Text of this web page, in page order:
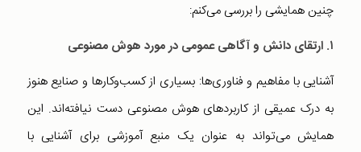
چنین همایشی را بررسی می‌کنم:
۱. ارتقای دانش و آگاهی عمومی در مورد هوش مصنوعی
آشنایی با مفاهیم و فناوری‌ها: بسیاری از کسب‌وکارها و صنایع هنوز
به درک عمیقی از کاربردهای هوش مصنوعی دست نیافته‌اند. این
همایش می‌تواند به عنوان یک منبع آموزشی برای آشنایی با